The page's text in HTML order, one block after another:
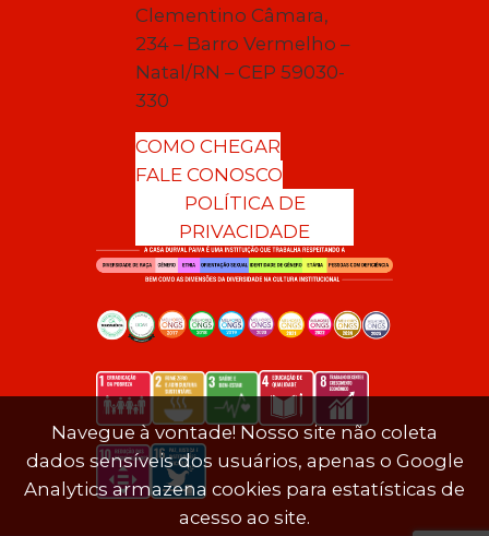
Clementino Câmara,
234 – Barro Vermelho –
Natal/RN – CEP 59030-
330
COMO CHEGAR
FALE CONOSCO
POLÍTICA DE
PRIVACIDADE
Navegue à vontade! Nosso site não coleta
dados sensíveis dos usuários, apenas o Google
Analytics armazena cookies para estatísticas de
acesso ao site.